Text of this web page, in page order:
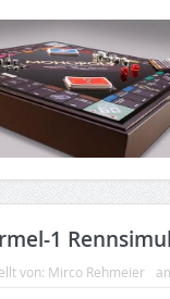
1
von: Mirco Rehmeier